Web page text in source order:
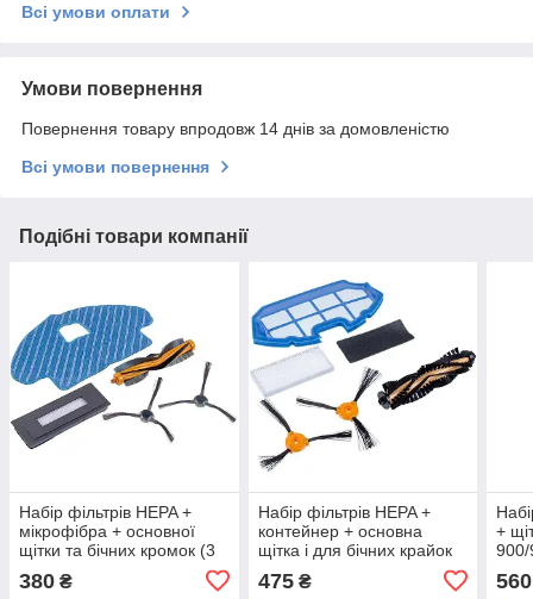
Всі умови оплати
Умови повернення
Повернення товару впродовж 14 днів за домовленістю
Всі умови повернення
Подібні товари компанії
Набір фільтрів HEPA +
мікрофібра + основної
щітки та бічних кромок (3
DEEBOT
380 ₴
Набір фільтрів HEPA +
контейнер + основна
щітка і для бічних крайок
DEEBOT
475₴
+
900/
560